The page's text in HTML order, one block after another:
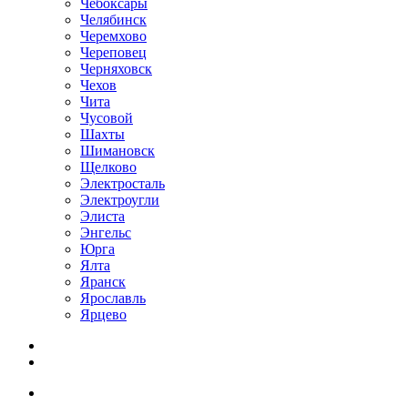
Чебоксары
Челябинск
Черемхово
Череповец
Черняховск
Чехов
Чита
Чусовой
Шахты
Шимановск
Щелково
Электросталь
Электроугли
Элиста
Энгельс
Юрга
Ялта
Яранск
Ярославль
Ярцево